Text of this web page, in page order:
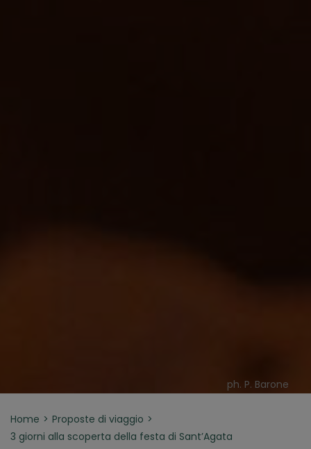
ph. P. Barone
Home
Proposte di viaggio
3 giorni alla scoperta della festa di Sant’Agata